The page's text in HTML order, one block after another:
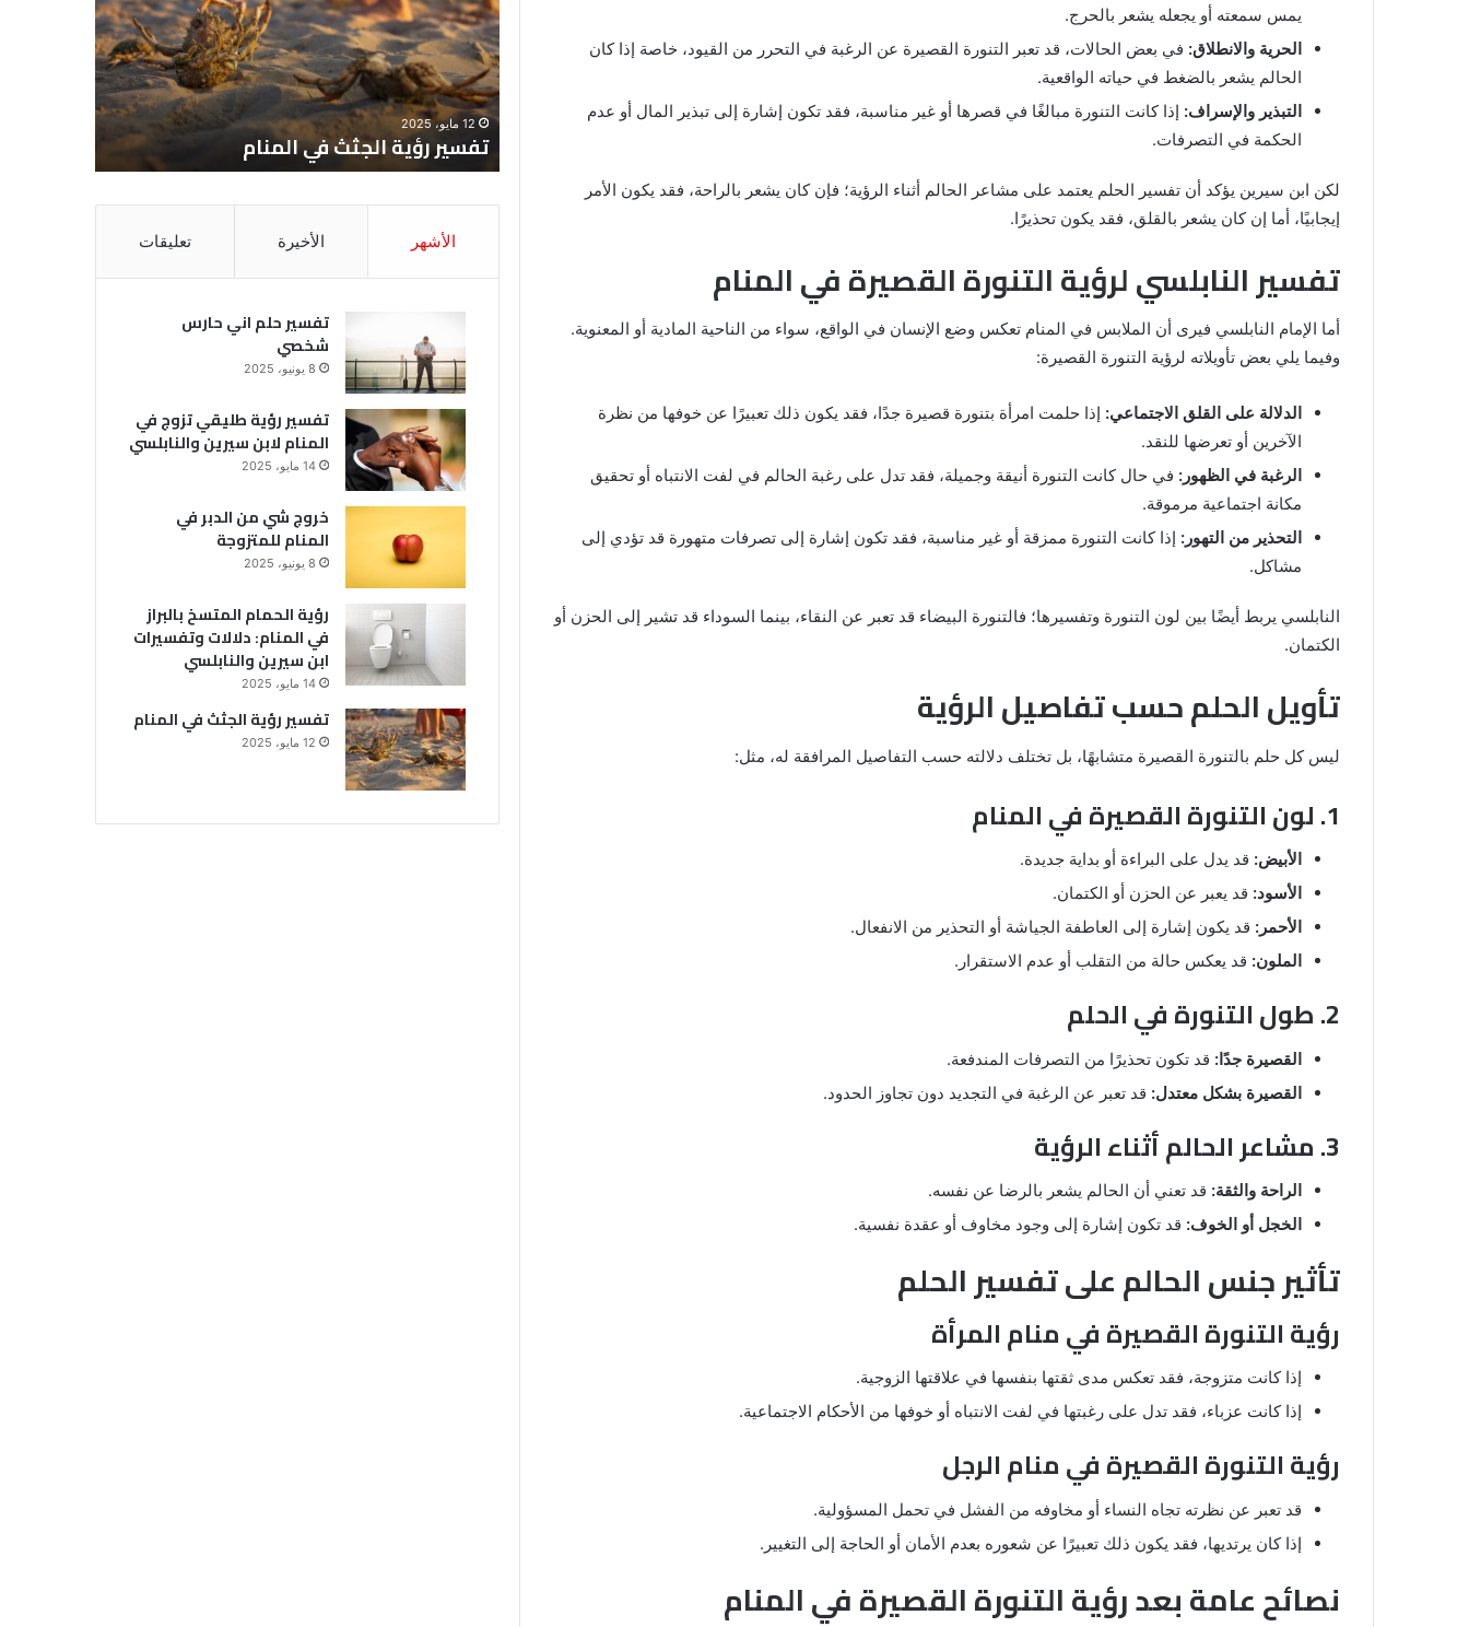
يمس سمعته أو يجعله يشعر بالحرج.
الحرية والانطلاق: في بعض الحالات، قد تعبر التنورة القصيرة عن الرغبة في التحرر من القيود، خاصة إذا كان
الحالم يشعر بالضغط في حياته الواقعية.
التبذير والإسراف: إذا كانت التنورة مبالغًا في قصرها أو غير مناسبة، فقد تكون إشارة إلى تبذير المال أو عدم
الحكمة في التصرفات.
لكن ابن سيرين يؤكد أن تفسير الحلم يعتمد على مشاعر الحالم أثناء الرؤية؛ فإن كان يشعر بالراحة، فقد يكون الأمر
إيجابيًا، أما إن كان يشعر بالقلق، فقد يكون تحذيرًا.
تفسير النابلسي لرؤية التنورة القصيرة في المنام
أما الإمام النابلسي فيرى أن الملابس في المنام تعكس وضع الإنسان في الواقع، سواء من الناحية المادية أو المعنوية.
وفيما يلي بعض تأويلاته لرؤية التنورة القصيرة:
الدلالة على القلق الاجتماعي: إذا حلمت امرأة بتنورة قصيرة جدًا، فقد يكون ذلك تعبيرًا عن خوفها من نظرة
الآخرين أو تعرضها للنقد.
الرغبة في الظهور: في حال كانت التنورة أنيقة وجميلة، فقد تدل على رغبة الحالم في لفت الانتباه أو تحقيق
مكانة اجتماعية مرموقة.
التحذير من التهور: إذا كانت التنورة ممزقة أو غير مناسبة، فقد تكون إشارة إلى تصرفات متهورة قد تؤدي إلى
مشاكل.
النابلسي يربط أيضًا بين لون التنورة وتفسيرها؛ فالتنورة البيضاء قد تعبر عن النقاء، بينما السوداء قد تشير إلى الحزن أو
الكتمان.
تأويل الحلم حسب تفاصيل الرؤية
ليس كل حلم بالتنورة القصيرة متشابهًا، بل تختلف دلالته حسب التفاصيل المرافقة له، مثل:
1. لون التنورة القصيرة في المنام
الأبيض: قد يدل على البراءة أو بداية جديدة.
الأسود: قد يعبر عن الحزن أو الكتمان.
الأحمر: قد يكون إشارة إلى العاطفة الجياشة أو التحذير من الانفعال.
الملون: قد يعكس حالة من التقلب أو عدم الاستقرار.
2. طول التنورة في الحلم
القصيرة جدًا: قد تكون تحذيرًا من التصرفات المندفعة.
القصيرة بشكل معتدل: قد تعبر عن الرغبة في التجديد دون تجاوز الحدود.
3. مشاعر الحالم أثناء الرؤية
الراحة والثقة: قد تعني أن الحالم يشعر بالرضا عن نفسه.
الخجل أو الخوف: قد تكون إشارة إلى وجود مخاوف أو عقدة نفسية.
تأثير جنس الحالم على تفسير الحلم
رؤية التنورة القصيرة في منام المرأة
إذا كانت متزوجة، فقد تعكس مدى ثقتها بنفسها في علاقتها الزوجية.
إذا كانت عزباء، فقد تدل على رغبتها في لفت الانتباه أو خوفها من الأحكام الاجتماعية.
رؤية التنورة القصيرة في منام الرجل
قد تعبر عن نظرته تجاه النساء أو مخاوفه من الفشل في تحمل المسؤولية.
إذا كان يرتديها، فقد يكون ذلك تعبيرًا عن شعوره بعدم الأمان أو الحاجة إلى التغيير.
نصائح عامة بعد رؤية التنورة القصيرة في المنام
المنام
للمتزوجة
8 يونيو، 2025
خروج شي من الدبر في المنام للمتزوجة
المنام:
وتفسيرات
رؤية الحمام المتسخ بالبراز في المنام:
في
المنام
12 مايو، 2025
تفسير رؤية الجثث في المنام
حارس
شخصي
الأشهر الأخيرة تعليقات
تفسير حلم اني حارس
شخصي
8 يونيو، 2025
تفسير رؤية طليقي تزوج في
المنام لابن سيرين والنابلسي
14 مايو، 2025
خروج شي من الدبر في
المنام للمتزوجة
8 يونيو، 2025
رؤية الحمام المتسخ بالبراز
في المنام: دلالات وتفسيرات
ابن سيرين والنابلسي
14 مايو، 2025
تفسير رؤية الجثث في المنام
12 مايو، 2025